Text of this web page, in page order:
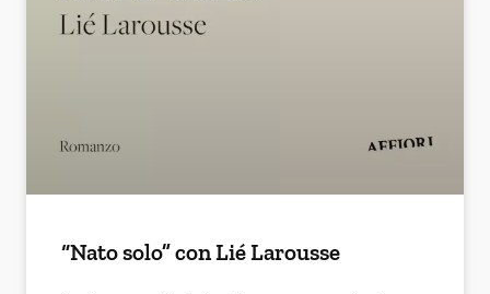
“Nato solo” con Lié Larousse